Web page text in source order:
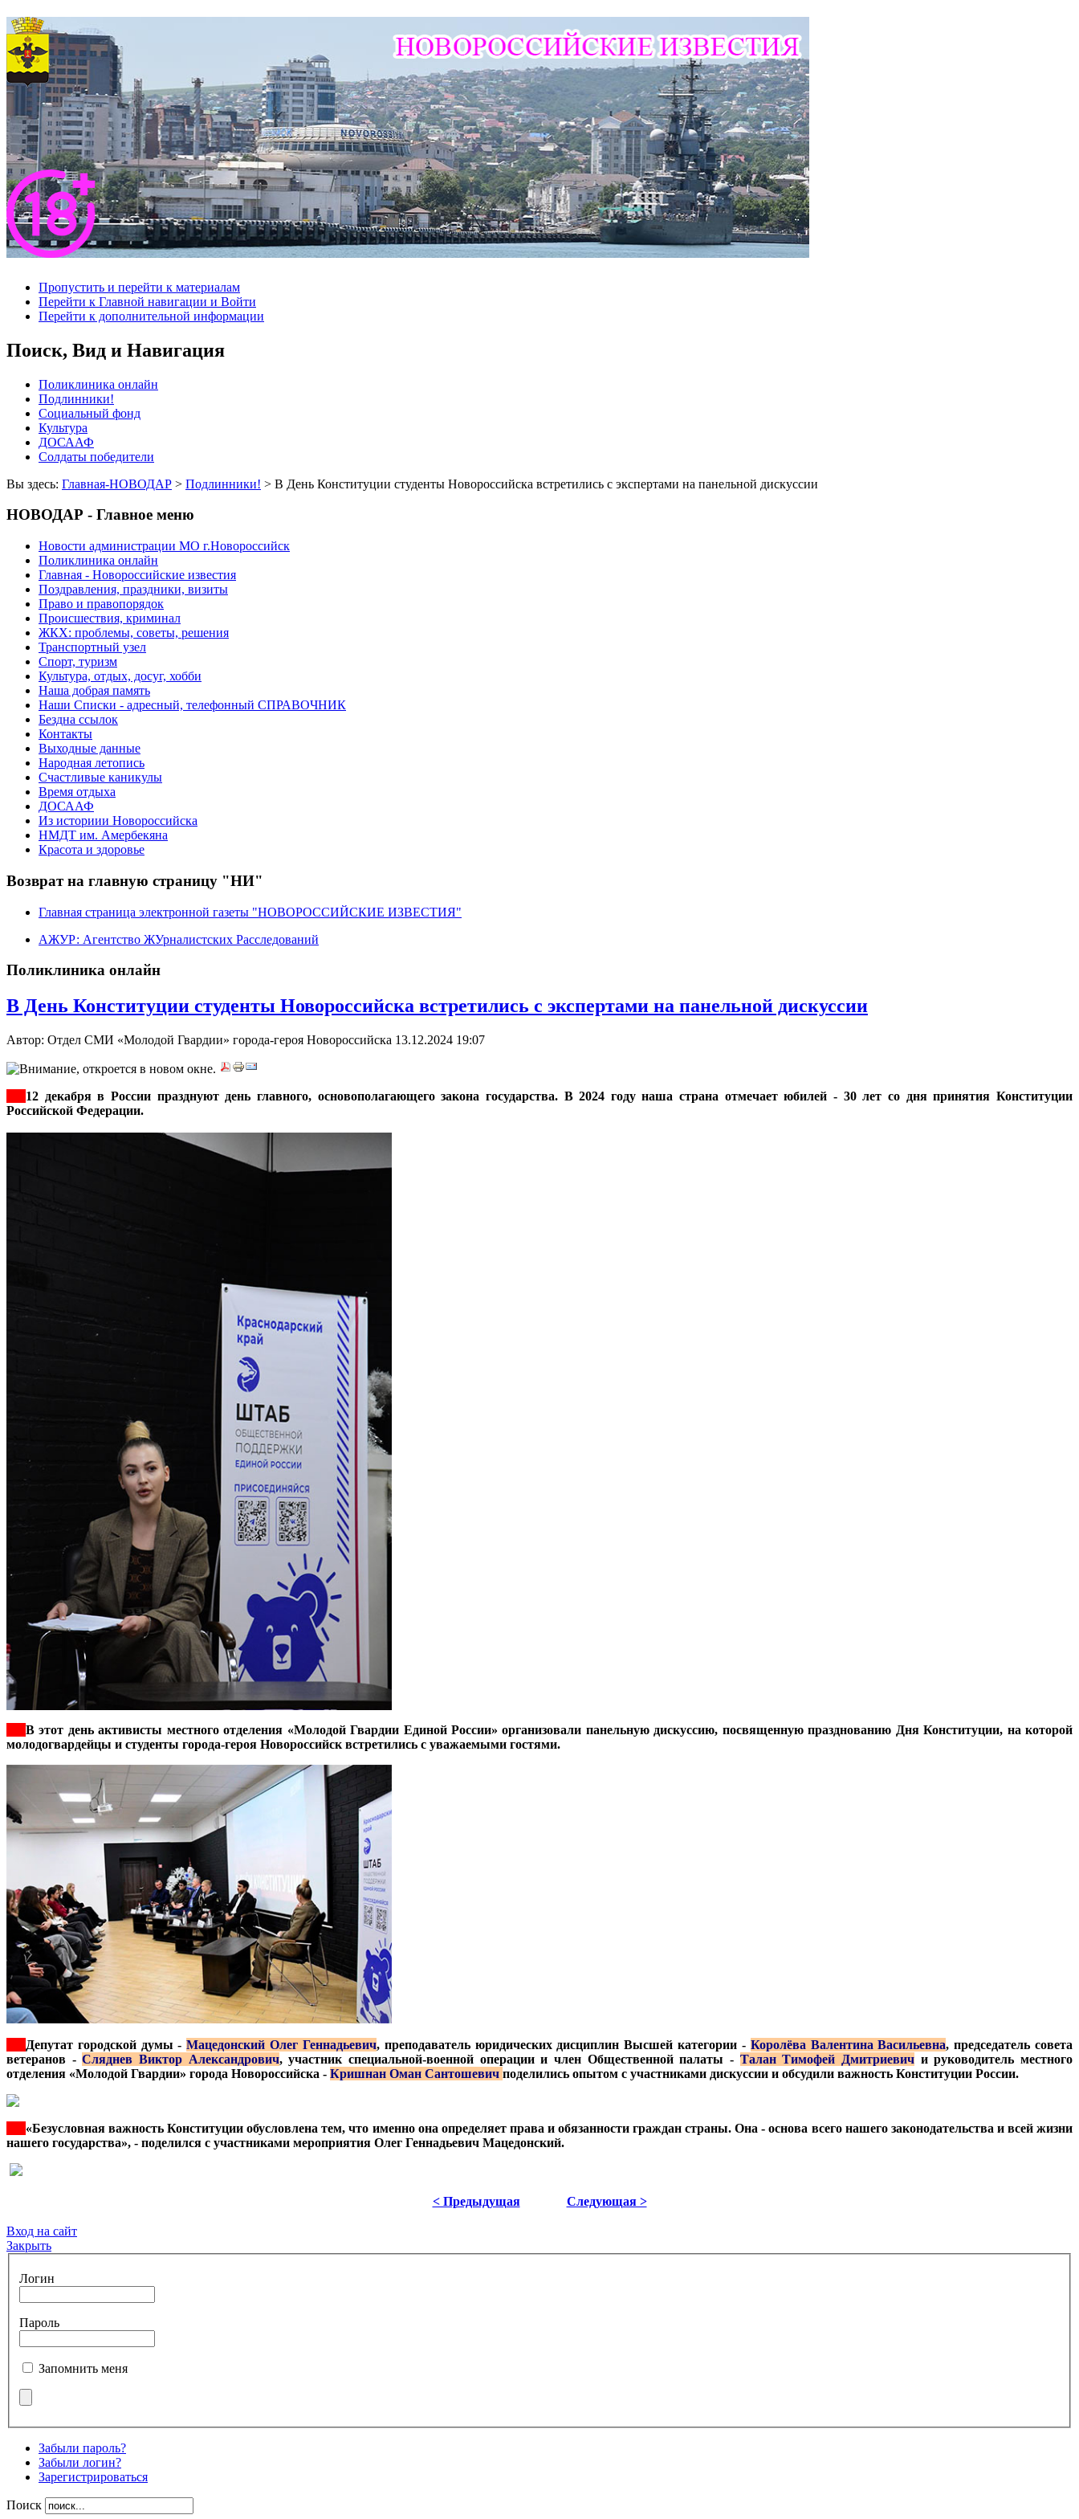
Пропустить и перейти к материалам
Перейти к Главной навигации и Войти
Перейти к дополнительной информации
Поиск, Вид и Навигация
Поликлиника онлайн
Подлинники!
Социальный фонд
Культура
ДОСААФ
Солдаты победители
Вы здесь: Главная-НОВОДАР > Подлинники! > В День Конституции студенты Новороссийска встретились с экспертами на панельной дискуссии
НОВОДАР - Главное меню
Новости администрации МО г.Новороссийск
Поликлиника онлайн
Главная - Новороссийские известия
Поздравления, праздники, визиты
Право и правопорядок
Происшествия, криминал
ЖКХ: проблемы, советы, решения
Транспортный узел
Спорт, туризм
Культура, отдых, досуг, хобби
Наша добрая память
Наши Списки - адресный, телефонный СПРАВОЧНИК
Бездна ссылок
Контакты
Выходные данные
Народная летопись
Счастливые каникулы
Время отдыха
ДОСААФ
Из историии Новороссийска
НМДТ им. Амербекяна
Красота и здоровье
Возврат на главную страницу "НИ"
Главная страница электронной газеты "НОВОРОССИЙСКИЕ ИЗВЕСТИЯ"
АЖУР: Агентство ЖУрналистских Расследований
Поликлиника онлайн
В День Конституции студенты Новороссийска встретились с экспертами на панельной дискуссии
Автор: Отдел СМИ «Молодой Гвардии» города-героя Новороссийска 13.12.2024 19:07
12 декабря в России празднуют день главного, основополагающего закона государства. В 2024 году наша страна отмечает юбилей - 30 лет со дня принятия Конституции
Российской Федерации.
В этот день активисты местного отделения «Молодой Гвардии Единой России» организовали панельную дискуссию, посвященную празднованию Дня Конституции, на которой
молодогвардейцы и студенты города-героя Новороссийск встретились с уважаемыми гостями.
Депутат городской думы -Мацедонский Олег Геннадьевич, преподаватель юридических дисциплин Высшей категории - Королёва Валентина Васильевна, председатель совета
ветеранов -Сляднев Виктор Александрович, участник специальной-военной операции и член Общественной палаты - Талан Тимофей Дмитриевич и руководитель местного
отделения «Молодой Гвардии» города Новороссийска - Кришнан Оман Сантошевич поделились опытом с участниками дискуссии и обсудили важность Конституции России.
«Безусловная важность Конституции обусловлена тем, что именно она определяет права и обязанности граждан страны. Она - основа всего нашего законодательства и всей жизни
нашего государства», - поделился с участниками мероприятия Олег Геннадьевич Мацедонский.
< Предыдущая Следующая >
Вход на сайт
Закрыть
Логин
Пароль
Запомнить меня
Забыли пароль?
Забыли логин?
Зарегистрироваться
Поиск